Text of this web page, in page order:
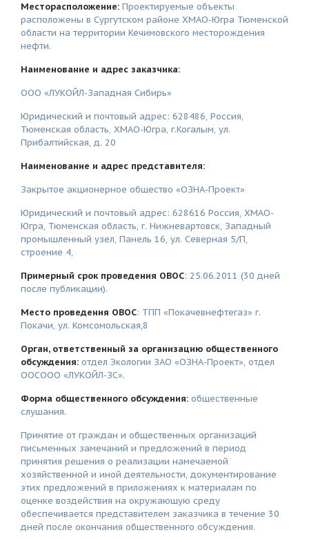
Месторасположение: Проектируемые объекты
расположены в Сургутском районе ХМАО-Югра Тюменской
области на территории Кечимовского месторождения
нефти.
Наименование и адрес заказчика:
ООО «ЛУКОЙЛ-Западная Сибирь»
Юридический и почтовый адрес: 628486, Россия,
Тюменская область, ХМАО-Югра, г.Когалым, ул.
Прибалтийская, д. 20
Наименование и адрес представителя:
Закрытое акционерное общество «ОЗНА-Проект»
Юридический и почтовый адрес: 628616 Россия, ХМАО-
Югра, Тюменская область, г. Нижневартовск, Западный
промышленный узел, Панель 16, ул. Северная 5/П,
строение 4,
Примерный срок проведения ОВОС: 25.06.2011 (30 дней
после публикации).
Место проведения ОВОС: ТПП «Покачевнефтегаз» г.
Покачи, ул. Комсомольская,8
Орган, ответственный за организацию общественного
обсуждения: отдел Экологии ЗАО «ОЗНА-Проект», отдел
ООСООО «ЛУКОЙЛ-ЗС».
Форма общественного обсуждения: общественные
слушания.
Принятие от граждан и общественных организаций
письменных замечаний и предложений в период
принятия решения о реализации намечаемой
хозяйственной и иной деятельности, документирование
этих предложений в приложениях к материалам по
оценке воздействия на окружающую среду
обеспечивается представителем заказчика в течение 30
дней после окончания общественного обсуждения.